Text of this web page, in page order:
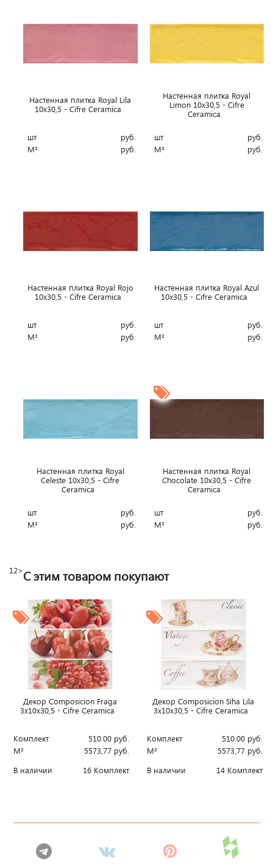
Настенная плитка Royal Lila
10x30,5 - Cifre Ceramica
шт
руб.
М²
руб.
Настенная плитка Royal
Limon 10x30,5 - Cifre
Ceramica
шт
руб.
М²
руб.
Настенная плитка Royal Rojo
10x30,5 - Cifre Ceramica
шт
руб.
М²
руб.
Настенная плитка Royal Azul
10x30,5 - Cifre Ceramica
шт
руб.
М²
руб.
Настенная плитка Royal
Celeste 10x30,5 - Cifre
Ceramica
шт
руб.
М²
руб.
Настенная плитка Royal
Chocolate 10x30,5 - Cifre
Ceramica
шт
руб.
М²
руб.
12>С этим товаром покупают
Декор Composicion Fraga
3x10x30,5 - Cifre Ceramica
Комплект 510.00 руб.
М²
5573,77 руб.
В наличии
16 Комплект
Декор Composicion Siha Lila
3x10x30,5 - Cifre Ceramica
Комплект 510.00 руб.
М²
5573,77 руб.
В наличии
14 Комплект